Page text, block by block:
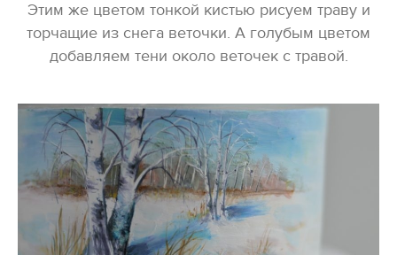
Этим же цветом тонкой кистью рисуем траву и
торчащие из снега веточки. А голубым цветом
добавляем тени около веточек с травой.